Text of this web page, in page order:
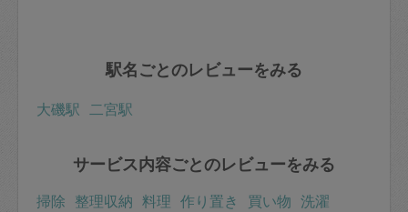
駅名ごとのレビューをみる
大磯駅 二宮駅
サービス内容ごとのレビューをみる
掃除 整理収納 料理 作り置き 買い物 洗濯